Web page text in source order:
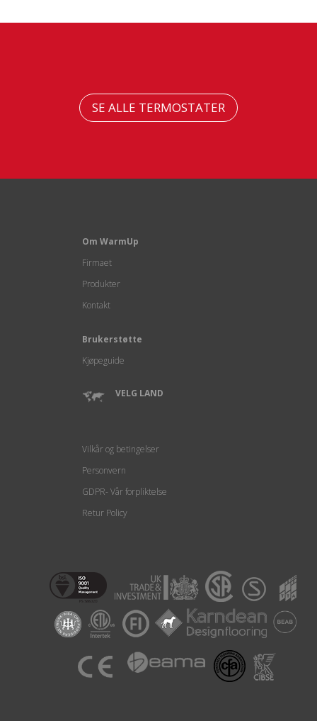
SE ALLE TERMOSTATER
Om WarmUp
Firmaet
Produkter
Kontakt
Brukerstøtte
Kjøpeguide
VELG LAND
Vilkår og betingelser
Personvern
GDPR- Vår forpliktelse
Retur Policy